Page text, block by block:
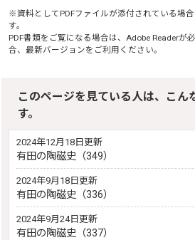
※資料としてPDFファイルが添付されている場
す。
PDF書類をご覧になる場合は、Adobe Readerが
合、最新バージョンをご利用ください。
このページを見ている人は、こん
す。
2024年12月18日更新
有田の陶磁史（349）
2024年9月18日更新
有田の陶磁史（336）
2024年9月24日更新
有田の陶磁史（337）